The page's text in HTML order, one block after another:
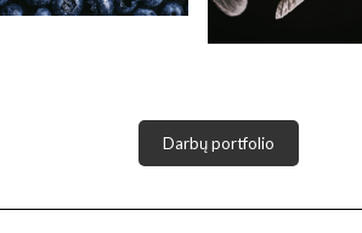
Darbų portfolio